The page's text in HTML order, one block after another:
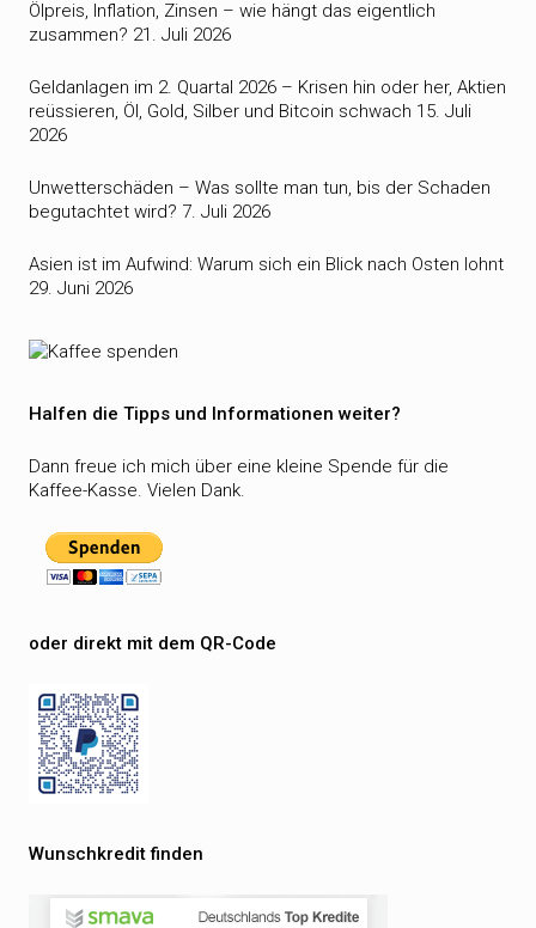
Ölpreis, Inflation, Zinsen – wie hängt das eigentlich
zusammen? 21. Juli 2026
Geldanlagen im 2. Quartal 2026 – Krisen hin oder her, Aktien
reüssieren, Öl, Gold, Silber und Bitcoin schwach 15. Juli
2026
Unwetterschäden – Was sollte man tun, bis der Schaden
begutachtet wird? 7. Juli 2026
Asien ist im Aufwind: Warum sich ein Blick nach Osten lohnt
29. Juni 2026
Halfen die Tipps und Informationen weiter?
Dann freue ich mich über eine kleine Spende für die
Kaffee-Kasse. Vielen Dank.
oder direkt mit dem QR-Code
Wunschkredit finden